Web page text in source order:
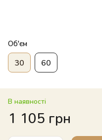
Об'єм
30 60
В наявності
1 105 грн